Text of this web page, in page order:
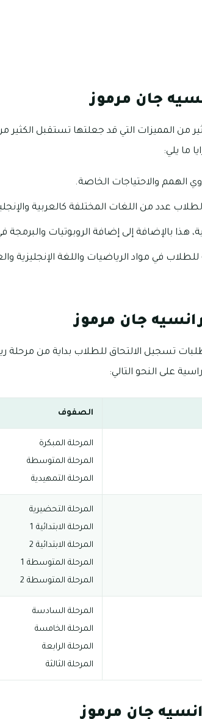
جان مرموز
من المميزات التي قد جعلتها تستقبل
الهمم والاحتياجات الخاصة.
عدد من اللغات المختلفة كالعربية
هذا بالإضافة إلى إضافة الروبوتيات والبرمجة
في مواد الرياضيات واللغة الإنجليزية
جان مرموز
تسجيل الالتحاق للطلاب بداية من مرحلة
على النحو التالي:
الصفوف
المرحلة المبكرة
المرحلة المتوسطة
المرحلة التمهيدية
المرحلة التحضيرية
المرحلة الابتدائية 1
المرحلة الابتدائية 2
المرحلة المتوسطة 1
المرحلة المتوسطة 2
المرحلة السادسة
المرحلة الخامسة
المرحلة الرابعة
المرحلة الثالثة
جان مرموز